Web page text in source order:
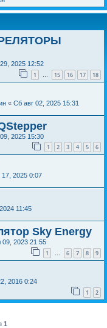
2025 12:52
1 … 15 16 17 18
« Сб авг 02, 2025 15:31
2025 15:30
1 2 3 4 5 6
17, 2025 0:07
11:45
Sky Energy
09, 2023 21:55
1 … 6 7 8 9
2016 0:24
1 2
1